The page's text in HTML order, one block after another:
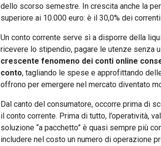
dello scorso semestre. In crescita anche la
superiore ai 10.000 euro: è il 30,0% dei
Un conto corrente serve sì a disporre della
ricevere lo stipendio, pagare le utenze senza
crescente fenomeno dei conti online
conto, tagliando le spese e approfittando
offrono per emergere nel mercato diventato
Dal canto del consumatore, occorre prima di
il conto corrente. Prima di tutto, l’operatività,
soluzione “a pacchetto” è quasi sempre più
includere nel costo un numero di operazione